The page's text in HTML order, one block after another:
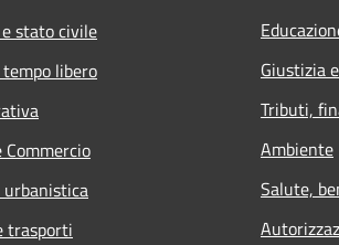
stato civile
libero
Commercio
urbanistica
trasporti
Giustizia
Tributi,
Ambiente
Salute,